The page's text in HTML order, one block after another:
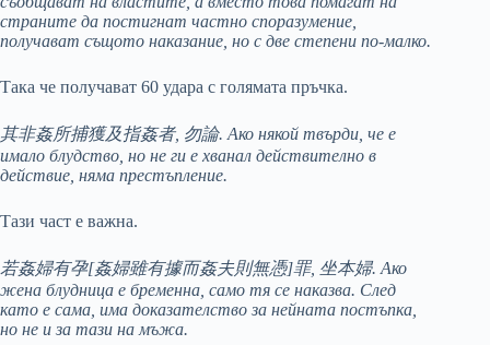
страните да постигнат частно споразумение,
получават същото наказание, но с две степени по-малко.
Така че получават 60 удара с голямата пръчка.
其非姦所捕獲及指姦者, 勿論. Ако някой твърди, че е
имало блудство, но не ги е хванал действително в
действие, няма престъпление.
Тази част е важна.
若姦婦有孕[姦婦雖有據而姦夫則無憑]罪, 坐本婦. Ако
жена блудница е бременна, само тя се наказва. След
като е сама, има доказателство за нейната постъпка,
но не и за тази на мъжа.